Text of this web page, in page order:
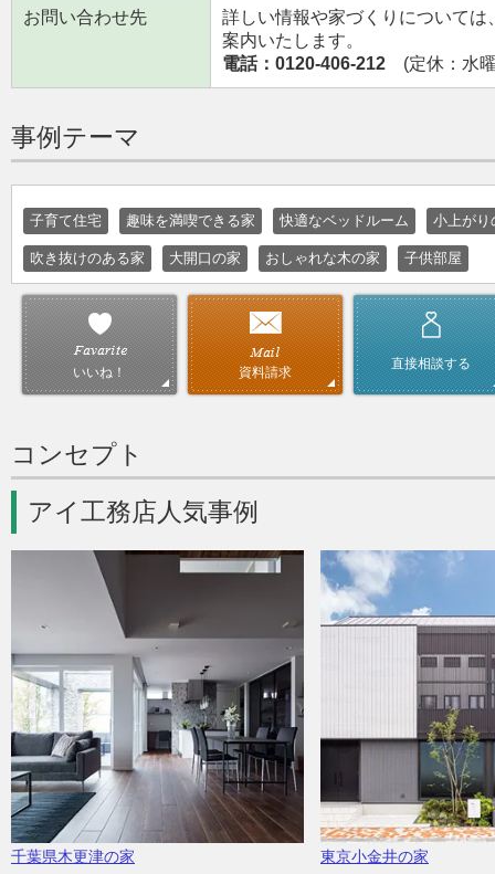
お問い合わせ先
詳しい情報や家づくりについて
案内いたします。
電話：0120-406-212 (定休：水
事例テーマ
子育て住宅 趣味を満喫できる家 快適なベッドルーム 小上がり
吹き抜けのある家 大開口の家 おしゃれな木の家 子供部屋
いいね！ 資料請求
直接相談する
コンセプト
アイ工務店人気事例
千葉県木更津の家 東京小金井の家